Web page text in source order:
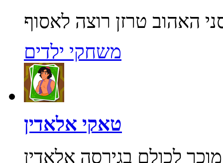
משחקי ילדים
טאקי אלאדין